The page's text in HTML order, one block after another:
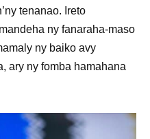
tenanao. Ireto
ny fanaraha-maso
ny baiko avy
ary ny fomba hamahana